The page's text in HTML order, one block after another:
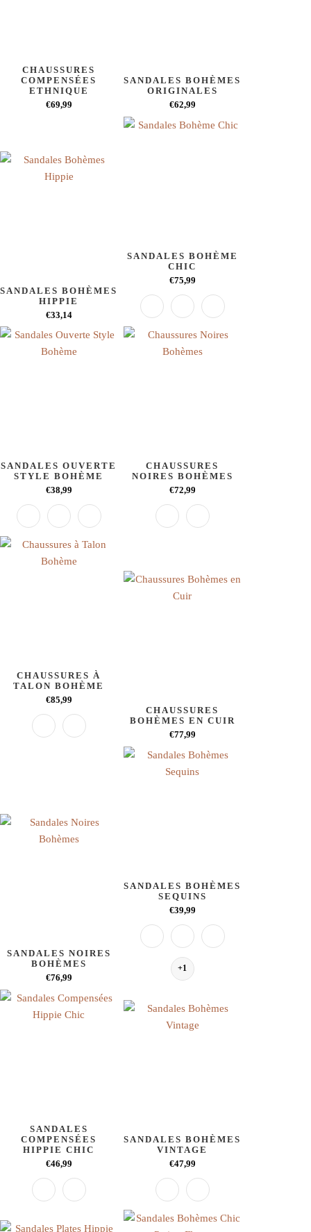
CHAUSSURES
COMPENSÉES
ETHNIQUE
€69,99
SANDALES BOHÈMES
ORIGINALES
€62,99
SANDALES BOHÈMES
HIPPIE
€33,14
SANDALES BOHÈME
CHIC
€75,99
SANDALES OUVERTE
STYLE BOHÈME
€38,99
CHAUSSURES
NOIRES BOHÈMES
€72,99
CHAUSSURES À
TALON BOHÈME
€85,99
CHAUSSURES
BOHÈMES EN CUIR
€77,99
SANDALES NOIRES
BOHÈMES
€76,99
SANDALES BOHÈMES
SEQUINS
€39,99
+1
SANDALES
COMPENSÉES
HIPPIE CHIC
€46,99
SANDALES BOHÈMES
VINTAGE
€47,99